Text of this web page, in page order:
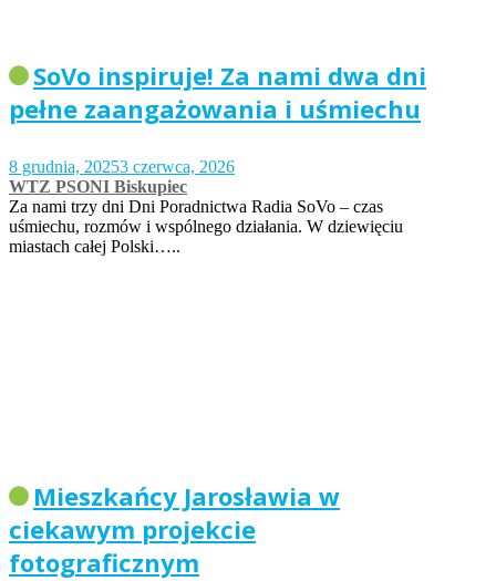
SoVo inspiruje! Za nami dwa dni
pełne zaangażowania i uśmiechu
8 grudnia, 20253 czerwca, 2026
WTZ PSONI Biskupiec
Za nami trzy dni Dni Poradnictwa Radia SoVo – czas
uśmiechu, rozmów i wspólnego działania. W dziewięciu
miastach całej Polski…..
Mieszkańcy Jarosławia w
ciekawym projekcie
fotograficznym